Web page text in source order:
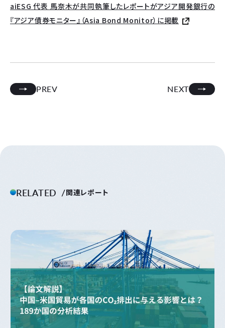
aiESG 代表 馬奈木が共同執筆したレポートがアジア開発銀行の
『アジア債券モニター』（Asia Bond Monitor）に掲載
PREV NEXT
RELATED 関連レポート